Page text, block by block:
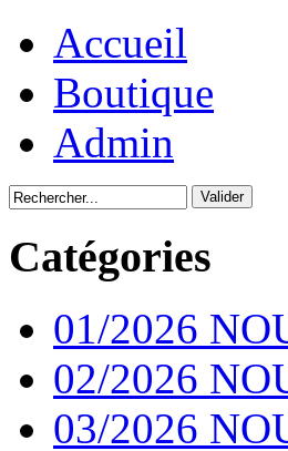
Accueil
Boutique
Admin
Catégories
01/2026
02/2026
03/2026